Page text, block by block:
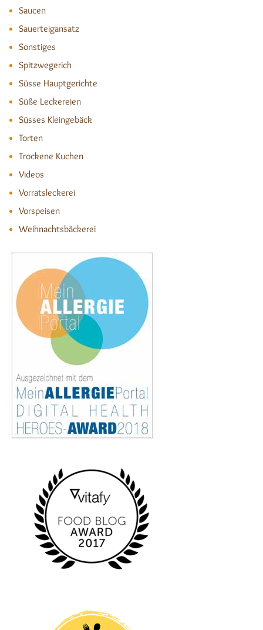
Saucen
Sauerteigansatz
Sonstiges
Spitzwegerich
Süsse Hauptgerichte
Süße Leckereien
Süsses Kleingebäck
Torten
Trockene Kuchen
Videos
Vorratsleckerei
Vorspeisen
Weihnachtsbäckerei